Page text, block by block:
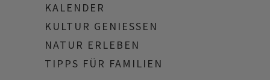
KALENDER
KULTUR GENIESSEN
NATUR ERLEBEN
TIPPS FÜR FAMILIEN